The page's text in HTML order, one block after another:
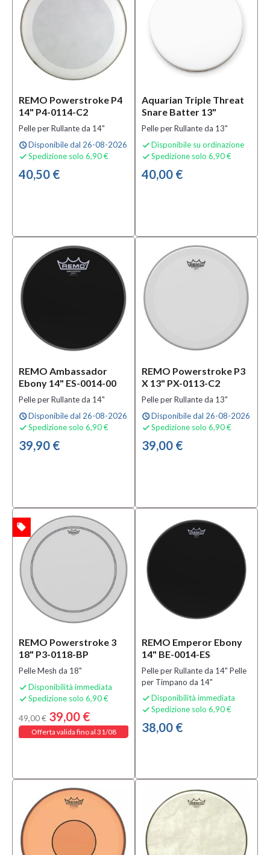
REMO Powerstroke P4
14" P4-0114-C2
Pelle per Rullante da 14"
scheduleDisponibile dal 26-08-2026
 Spedizione solo 6,90 €
40,50 €
Aquarian Triple Threat
Snare Batter 13"
Pelle per Rullante da 13"
 Disponibile su ordinazione
 Spedizione solo 6,90 €
40,00 €
REMO Ambassador
Ebony 14" ES-0014-00
Pelle per Rullante da 14"
scheduleDisponibile dal 26-08-2026
 Spedizione solo 6,90 €
39,90 €
REMO Powerstroke P3
X 13" PX-0113-C2
Pelle per Rullante da 13"
scheduleDisponibile dal 26-08-2026
 Spedizione solo 6,90 €
39,00 €
REMO Powerstroke 3
18" P3-0118-BP
Pelle Mesh da 18"
 Disponibilità immediata
 Spedizione solo 6,90 €
49,00 € 39,00 €
Offerta valida fino al 31/08
local_offer
REMO Emperor Ebony
14" BE-0014-ES
Pelle per Rullante da 14" Pelle
per Timpano da 14"
 Disponibilità immediata
 Spedizione solo 6,90 €
38,00 €